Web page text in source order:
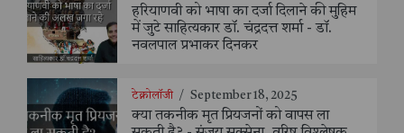
हरियाणवी को भाषा का दर्जा दिलाने की मुहिम
में जुटे साहित्यकार डॉ. चंद्रदत्त शर्मा - डॉ.
नवलपाल प्रभाकर दिनकर
टेक्नोलॉजी / September 18, 2025
क्या तकनीक मृत प्रियजनों को वापस ला